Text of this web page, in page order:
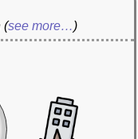
(see more…)